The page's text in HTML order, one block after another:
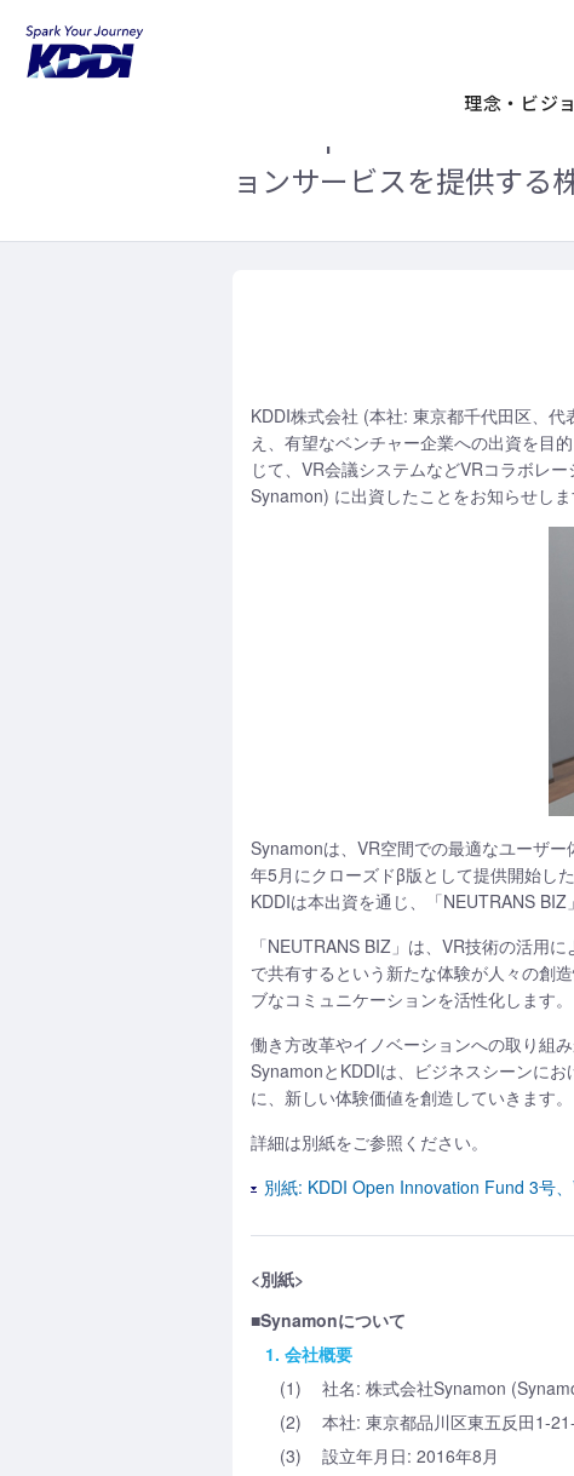
理念・ビジ
ョンサービスを提供する
KDDI株式会社 (本社: 東京都千代田区、
え、有望なベンチャー企業への出資を目
じて、VR会議システムなどVRコラボレ
Synamon) に出資したことをお知らせしま
Synamonは、VR空間での最適なユーザ
年5月にクローズドβ版として提供開始し
KDDIは本出資を通じ、「NEUTRANS
「NEUTRANS BIZ」は、VR技術の活用
で共有するという新たな体験が人々の創
ブなコミュニケーションを活性化します。
働き方改革やイノベーションへの取り組
SynamonとKDDIは、ビジネスシーンに
に、新しい体験価値を創造していきます。
詳細は別紙をご参照ください。
別紙: KDDI Open Innovation Fund 3号
<別紙>
■Synamonについて
1. 会社概要
(1)
社名: 株式会社Synamon
(2)
本社: 東京都品川区東五反田1-
(3)
設立年月日: 2016年8月